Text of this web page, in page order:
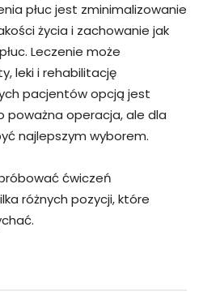
płuc jest zminimalizowanie
życia i zachowanie jak
Leczenie może
leki i rehabilitację
pacjentów opcją jest
poważna operacja, ale dla
najlepszym wyborem.
ćwiczeń
różnych pozycji, które